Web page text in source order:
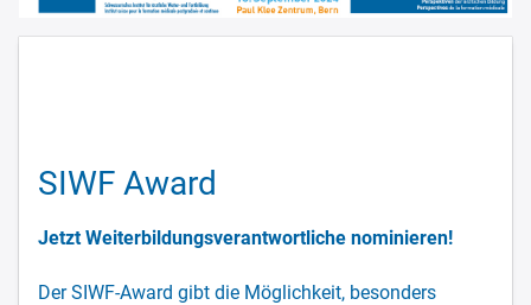
SIWF Award
Jetzt Weiterbildungsverantwortliche nominieren!
Der SIWF-Award gibt die Möglichkeit, besonders